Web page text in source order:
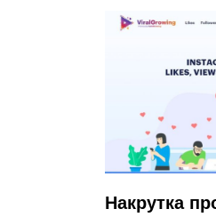
Накрутка